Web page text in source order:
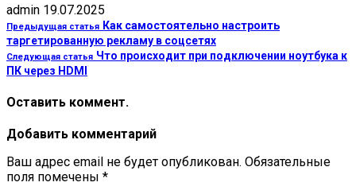
admin 19.07.2025
Предыдущая статья Как самостоятельно настроить
таргетированную рекламу в соцсетях
Следующая статья Что происходит при подключении ноутбука к
ПК через HDMI
Оставить коммент.
Добавить комментарий
Ваш адрес email не будет опубликован. Обязательные
поля помечены *